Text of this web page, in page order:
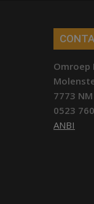
Omroep
7773
0523
ANBI